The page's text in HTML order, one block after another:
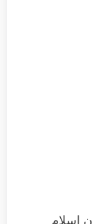
اسلام